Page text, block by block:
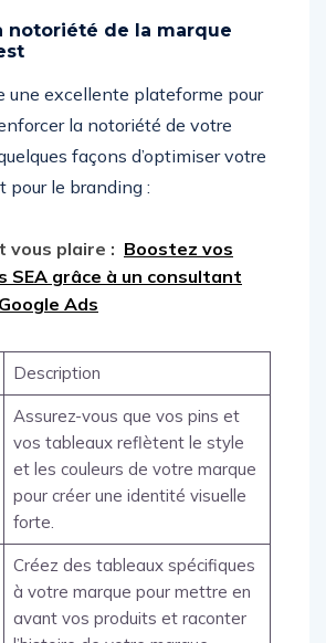
notoriété de la marque
une excellente plateforme pour
la notoriété de votre
façons d’optimiser votre
pour le branding :
vous plaire : Boostez vos
SEA grâce à un consultant
Ads
Description
Assurez-vous que vos pins et
vos tableaux reflètent le style
et les couleurs de votre marque
pour créer une identité visuelle
forte.
Créez des tableaux spécifiques
à votre marque pour mettre en
avant vos produits et raconter